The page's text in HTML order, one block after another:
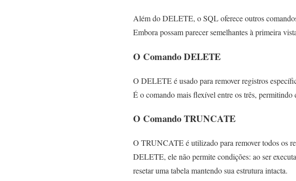
Além do DELETE, o SQL oferece outros
Embora possam parecer semelhantes à primeira
O Comando DELETE
O DELETE é usado para remover registros
É o comando mais flexível entre os três, permitindo
O Comando TRUNCATE
O TRUNCATE é utilizado para remover todos os
DELETE, ele não permite condições: ao ser
resetar uma tabela mantendo sua estrutura intacta.